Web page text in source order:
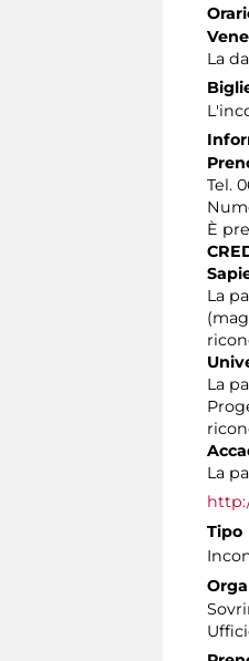
La
Tel.
È
La
La
La
Tipo